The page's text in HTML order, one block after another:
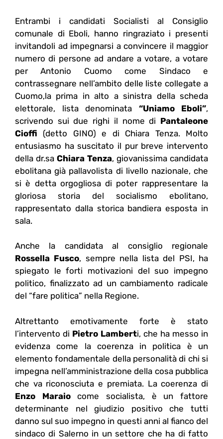
Entrambi i candidati Socialisti al Consiglio
comunale di Eboli, hanno ringraziato i presenti
invitandoli ad impegnarsi a convincere il maggior
numero di persone ad andare a votare, a votare
per Antonio Cuomo come Sindaco e
contrassegnare nell’ambito delle liste collegate a
Cuomo,la prima in alto a sinistra della scheda
elettorale, lista denominata “Uniamo Eboli”,
scrivendo sui due righi il nome di Pantaleone
Cioffi (detto GINO) e di Chiara Tenza. Molto
entusiasmo ha suscitato il pur breve intervento
della dr.sa Chiara Tenza, giovanissima candidata
ebolitana già pallavolista di livello nazionale, che
si è detta orgogliosa di poter rappresentare la
gloriosa storia del socialismo ebolitano,
rappresentato dalla storica bandiera esposta in
sala.
Anche la candidata al consiglio regionale
Rossella Fusco, sempre nella lista del PSI, ha
spiegato le forti motivazioni del suo impegno
politico, finalizzato ad un cambiamento radicale
del “fare politica” nella Regione.
Altrettanto emotivamente forte è stato
l’intervento di Pietro Lamberti, che ha messo in
evidenza come la coerenza in politica è un
elemento fondamentale della personalità di chi si
impegna nell’amministrazione della cosa pubblica
che va riconosciuta e premiata. La coerenza di
Enzo Maraiocome socialista, è un fattore
determinante nel giudizio positivo che tutti
danno sul suo impegno in questi anni al fianco del
sindaco di Salerno in un settore che ha di fatto